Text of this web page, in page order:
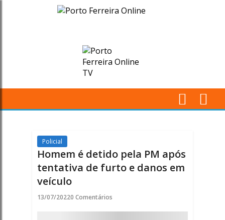
Homem
detido
pela
tentativa
de
furto
Policial
Homem é detido pela PM após
tentativa de furto e danos em
veículo
13/07/20220 Comentários